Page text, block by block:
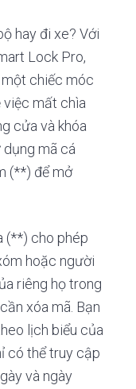
hay đi xe? Với
Lock Pro,
chiếc móc
việc mất chìa
cửa và khóa
mã cá
(**) để mở
(**) cho phép
hoặc người
riêng họ trong
xóa mã. Bạn
lịch biểu của
có thể truy cập
và ngày